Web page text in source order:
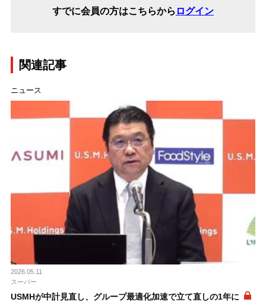
すでに会員の方はこちらから ログイン
関連記事
ニュース
2026.05.11
スーパー
USMHが中計見直し、グループ最適化加速で立て直しの1年に